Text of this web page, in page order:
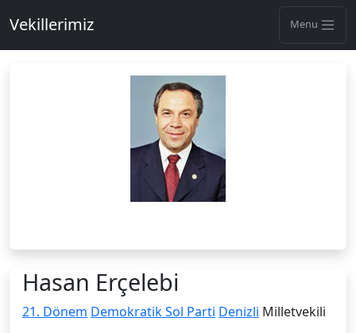
Vekillerimiz Menu
Hasan Erçelebi
21. Dönem Demokratik Sol Parti Denizli Milletvekili